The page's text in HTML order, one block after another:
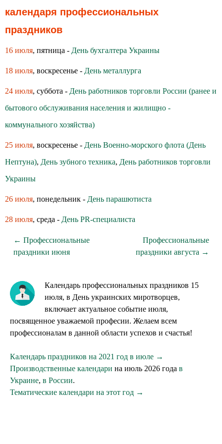
календаря профессиональных
праздников
16 июля, пятница - День бухгалтера Украины
18 июля, воскресенье - День металлурга
24 июля, суббота - День работников торговли России (ранее и
бытового обслуживания населения и жилищно -
коммунального хозяйства)
25 июля, воскресенье - День Военно-морского флота (День
Нептуна), День зубного техника, День работников торговли
Украины
26 июля, понедельник - День парашютиста
28 июля, среда - День PR-специалиста
← Профессиональные
праздники июня
Профессиональные
праздники августа →
Календарь профессиональных праздников 15
июля, в День украинских миротворцев,
включает актуальное событие июля,
посвященное уважаемой професии. Желаем всем
профессионалам в данной области успехов и счастья!
Календарь праздников на 2021 год в июле →
Производственные календари на июль 2026 года в
Украине, в России.
Тематические календари на этот год →